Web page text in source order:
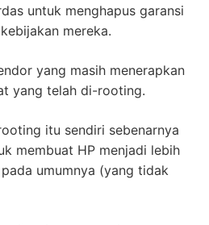
untuk menghapus garansi
mereka.
yang masih menerapkan
yang telah di-rooting.
itu sendiri sebenarnya
membuat HP menjadi lebih
umumnya (yang tidak